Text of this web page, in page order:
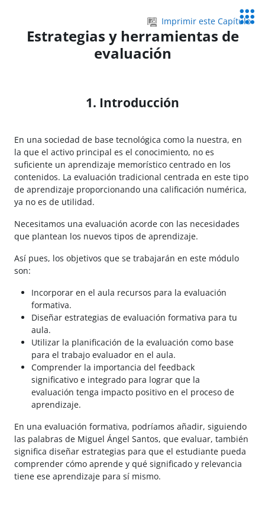
Imprimir este Capítulo
Estrategias y herramientas de
evaluación
1. Introducción
En una sociedad de base tecnológica como la nuestra, en
la que el activo principal es el conocimiento, no es
suficiente un aprendizaje memorístico centrado en los
contenidos. La evaluación tradicional centrada en este tipo
de aprendizaje proporcionando una calificación numérica,
ya no es de utilidad.
Necesitamos una evaluación acorde con las necesidades
que plantean los nuevos tipos de aprendizaje.
Así pues, los objetivos que se trabajarán en este módulo
son:
Incorporar en el aula recursos para la evaluación
formativa.
Diseñar estrategias de evaluación formativa para tu
aula.
Utilizar la planificación de la evaluación como base
para el trabajo evaluador en el aula.
Comprender la importancia del feedback
significativo e integrado para lograr que la
evaluación tenga impacto positivo en el proceso de
aprendizaje.
En una evaluación formativa, podríamos añadir, siguiendo
las palabras de Miguel Ángel Santos, que evaluar, también
significa diseñar estrategias para que el estudiante pueda
comprender cómo aprende y qué significado y relevancia
tiene ese aprendizaje para sí mismo.